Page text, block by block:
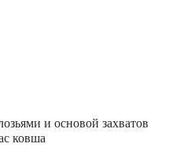
и основой захватов
ковша